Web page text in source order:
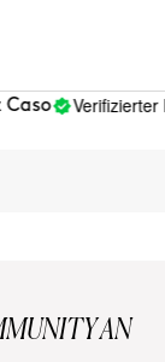
Verifizierter
AN